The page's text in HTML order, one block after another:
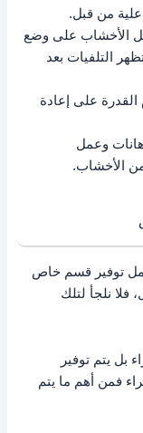
علية من قبل.
الأخشاب على وضع
التلفيات بعد
على إعادة
وعمل
الأخشاب.
توفير قسم خاص
فلا نلجأ لتلك
بل يتم توفير
فمن أهم ما يتم